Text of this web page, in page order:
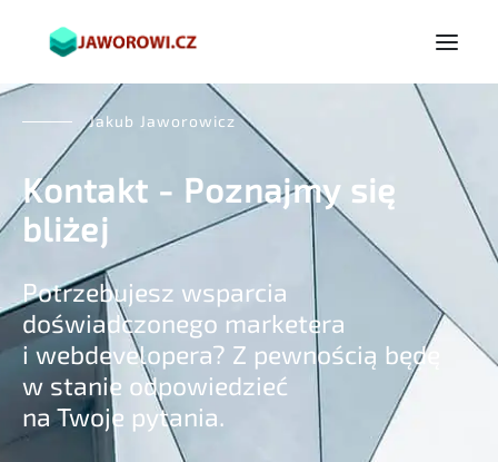
Jakub Jaworowicz
Kontakt - Poznajmy się
bliżej
Potrzebujesz wsparcia
doświadczonego marketera
i webdevelopera? Z pewnością będę
w stanie odpowiedzieć
na Twoje pytania.